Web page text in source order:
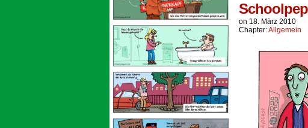
on 18. März 2010
Chapter:Allgemein